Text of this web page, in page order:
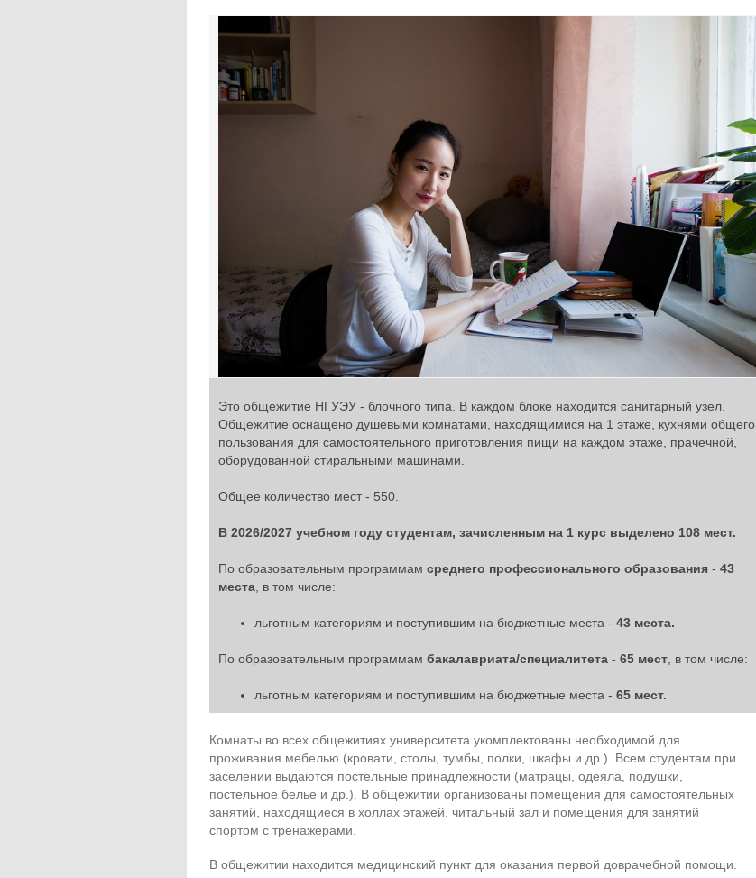
Это общежитие НГУЭУ - блочного типа. В каждом блоке находится санитарный узел.
Общежитие оснащено душевыми комнатами, находящимися на 1 этаже, кухнями общего
пользования для самостоятельного приготовления пищи на каждом этаже, прачечной,
оборудованной стиральными машинами.
Общее количество мест - 550.
В 2026/2027 учебном году студентам, зачисленным на 1 курс выделено 108 мест.
По образовательным программам среднего профессионального образования - 43
места , в том числе:
льготным категориям и поступившим на бюджетные места - 43 места.
По образовательным программам бакалавриата/специалитета - 65 мест , в том числе:
льготным категориям и поступившим на бюджетные места - 65 мест.
Комнаты во всех общежитиях университета укомплектованы необходимой для
проживания мебелью (кровати, столы, тумбы, полки, шкафы и др.). Всем студентам при
заселении выдаются постельные принадлежности (матрацы, одеяла, подушки,
постельное белье и др.). В общежитии организованы помещения для самостоятельных
занятий, находящиеся в холлах этажей, читальный зал и помещения для занятий
спортом с тренажерами.
В общежитии находится медицинский пункт для оказания первой доврачебной помощи.